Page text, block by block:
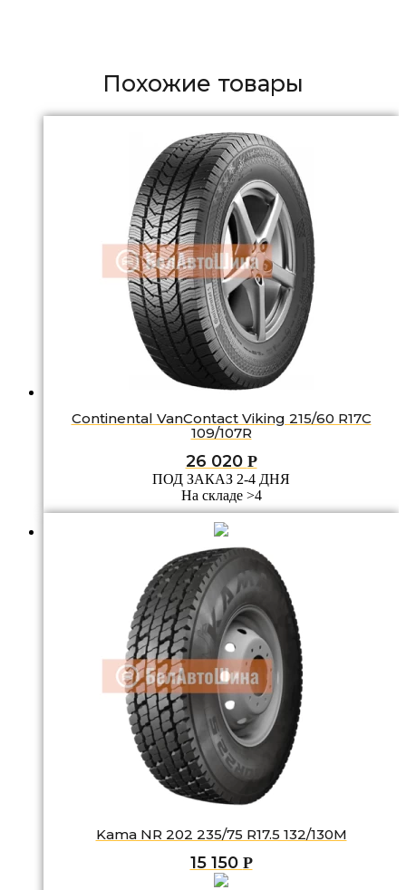
Похожие товары
Continental VanContact Viking 215/60 R17C
109/107R
26 020 Р
ПОД ЗАКАЗ 2-4 ДНЯ
На складе >4
Kama NR 202 235/75 R17.5 132/130M
15 150 Р